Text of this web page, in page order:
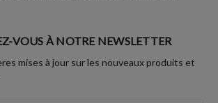
VOUS À NOTRE NEWSLETTER
mises à jour sur les nouveaux produits et